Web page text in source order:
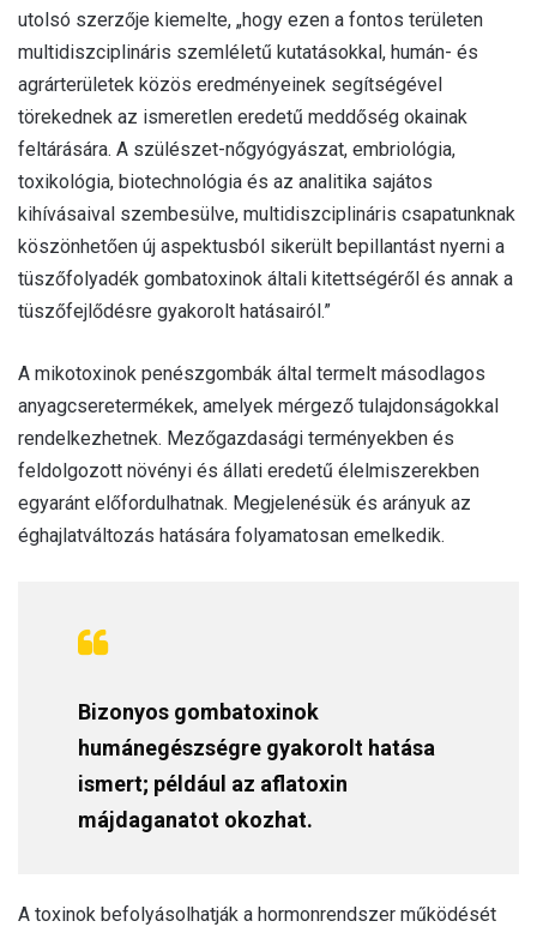
utolsó szerzője kiemelte, „hogy ezen a fontos területen
multidiszciplináris szemléletű kutatásokkal, humán- és
agrárterületek közös eredményeinek segítségével
törekednek az ismeretlen eredetű meddőség okainak
feltárására. A szülészet-nőgyógyászat, embriológia,
toxikológia, biotechnológia és az analitika sajátos
kihívásaival szembesülve, multidiszciplináris csapatunknak
köszönhetően új aspektusból sikerült bepillantást nyerni a
tüszőfolyadék gombatoxinok általi kitettségéről és annak a
tüszőfejlődésre gyakorolt hatásairól.”
A mikotoxinok penészgombák által termelt másodlagos
anyagcseretermékek, amelyek mérgező tulajdonságokkal
rendelkezhetnek. Mezőgazdasági terményekben és
feldolgozott növényi és állati eredetű élelmiszerekben
egyaránt előfordulhatnak. Megjelenésük és arányuk az
éghajlatváltozás hatására folyamatosan emelkedik.
Bizonyos gombatoxinok
humánegészségre gyakorolt hatása
ismert; például az aflatoxin
májdaganatot okozhat.
A toxinok befolyásolhatják a hormonrendszer működését